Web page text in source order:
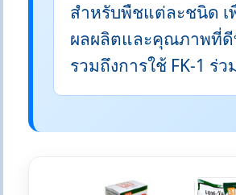
สำหรับพืชแต่ละชนิด เ
ผลผลิตและคุณภาพที่
รวมถึงการใช้ FK-1 ร่ว